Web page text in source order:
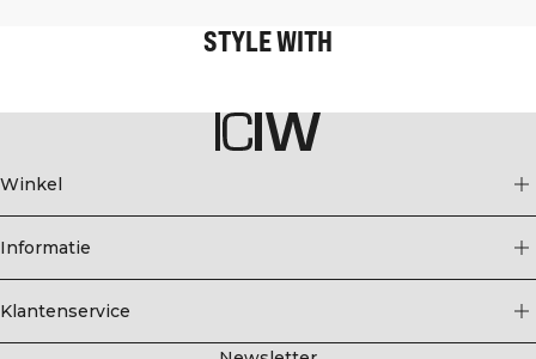
STYLE WITH
Winkel
Informatie
Klantenservice